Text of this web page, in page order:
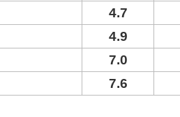
4.7
4.9
7.0
7.6